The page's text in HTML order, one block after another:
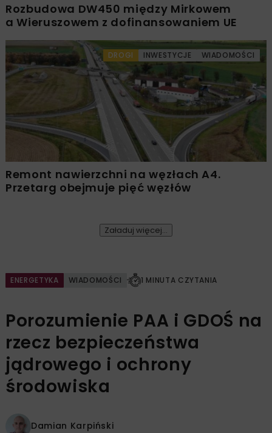
Rozbudowa DW450 między Mirkowem
a Wieruszowem z dofinansowaniem UE
DROGI INWESTYCJE WIADOMOŚCI
Remont nawierzchni na węzłach A4.
Przetarg obejmuje pięć węzłów
Załaduj więcej...
ENERGETYKA WIADOMOŚCI 1 MINUTA CZYTANIA
Porozumienie PAA i GDOŚ na
rzecz bezpieczeństwa
jądrowego i ochrony
środowiska
Damian Karpiński